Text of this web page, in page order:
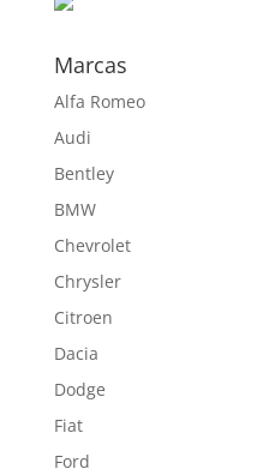
Marcas
Alfa Romeo
Audi
Bentley
BMW
Chevrolet
Chrysler
Citroen
Dacia
Dodge
Fiat
Ford